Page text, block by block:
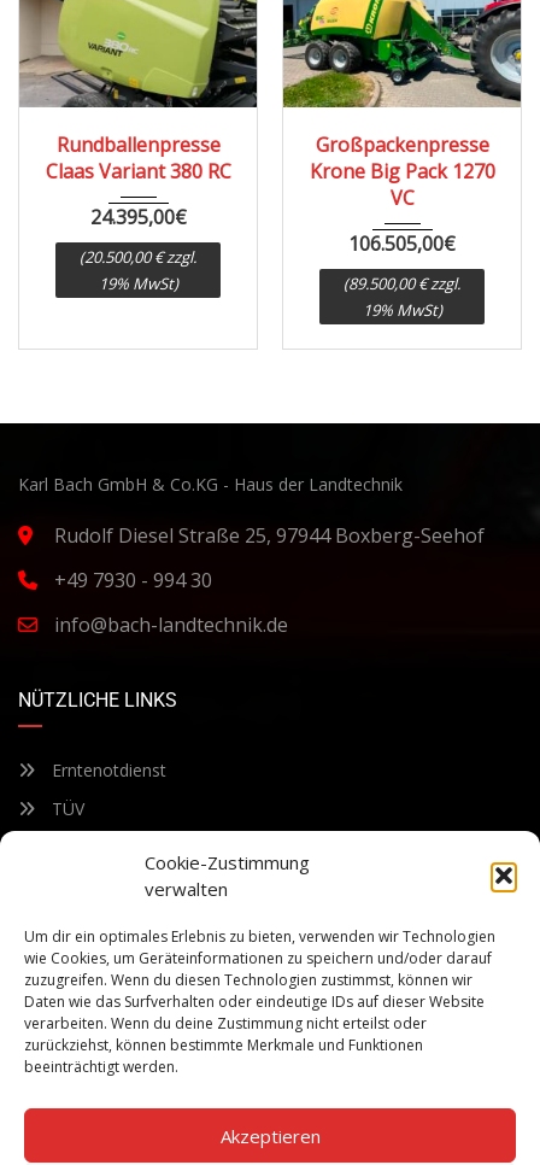
Cookie-Zustimmung
verwalten
Um dir ein optimales Erlebnis zu bieten, verwenden wir Technologien
wie Cookies, um Geräteinformationen zu speichern und/oder darauf
zuzugreifen. Wenn du diesen Technologien zustimmst, können wir
Daten wie das Surfverhalten oder eindeutige IDs auf dieser Website
verarbeiten. Wenn du deine Zustimmung nicht erteilst oder
zurückziehst, können bestimmte Merkmale und Funktionen
beeinträchtigt werden.
Akzeptieren
Rundballenpresse
Claas Variant 380 RC
24.395,00€
(20.500,00 € zzgl.
19% MwSt)
Großpackenpresse
Krone Big Pack 1270
VC
106.505,00€
(89.500,00 € zzgl.
19% MwSt)
Karl Bach GmbH & Co.KG - Haus der Landtechnik
Rudolf Diesel Straße 25, 97944 Boxberg-Seehof
+49 7930 - 994 30
info@bach-landtechnik.de
NÜTZLICHE LINKS
Erntenotdienst
TÜV
Bleiben Sie auf dem Laufenden über unsere sich ständig
weiterentwickelnden Produkteigenschaften und Technologien.
Geben Sie Ihre E-Mail-Adresse ein und abonnieren Sie unseren
Newsletter.